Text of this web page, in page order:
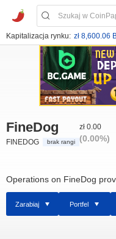
Kapitalizacja rynku: zł 8,600.06
FineDog
FINEDOG brak rangi
zł 0.00
(0.00%)
Operations on FineDog
Zarabiaj Portfel